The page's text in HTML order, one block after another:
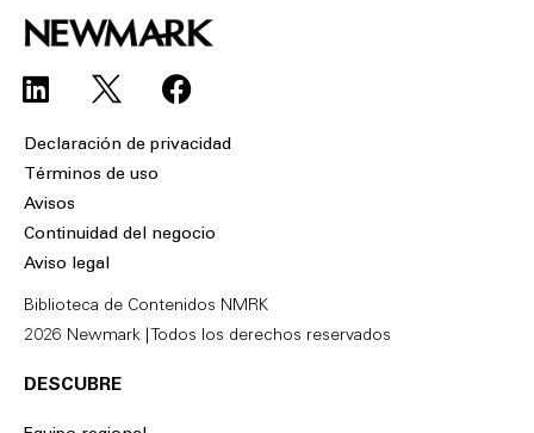
L
i
n
k
e
d
F
a
o
Declaración de privacidad
Términos de uso
Avisos
Continuidad del negocio
Aviso legal
Biblioteca de Contenidos NMRK
2026 Newmark | Todos los derechos reservados
DESCUBRE